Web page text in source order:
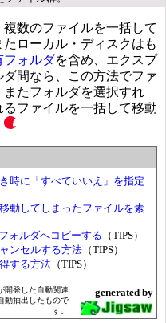
数のファイルを一括して
ローカル・ディスクはも
フォルダを含め、エクスプ
間なら、この方法でファ
たフォルダを選択すれ
ファイルを一括して移動
時に「すべていいえ」を指定
動してしまったファイルを素
ォルダへコピーする （TIPS）
ンセルする方法 （TIPS）
する方法 （TIPS）
開発した自動関連
動抽出したもので
す。
generated by